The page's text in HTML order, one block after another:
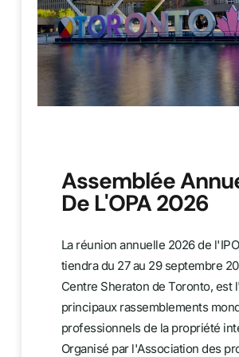
Assemblée
De L'OPA 2026
La réunion annuelle 2026 de
tiendra du 27 au 29 septembre
Centre Sheraton de Toronto, est
principaux rassemblements
professionnels de la propriété
Organisé par l'Association des